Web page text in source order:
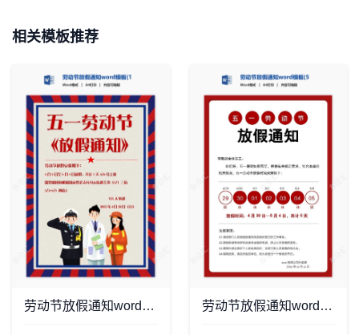
相关模板推荐
劳动节放假通知word模板(12) 劳动节放假通知word模板(5)